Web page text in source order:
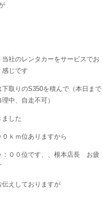
社のレンタカーをサービスでお
感じです
下取りのS350を積んで（本日まで
中、自走不可）
ました
０ｋｍ位ありますから
：００位です、、根本店長 お疲
伝えしておりますが